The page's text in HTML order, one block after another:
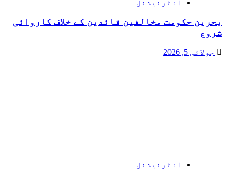
انٹرنیشنل
بحرین حکومت مخالفین قائدین کے خلاف کاروائی
شروع
جولائی 5, 2026
انٹرنیشنل